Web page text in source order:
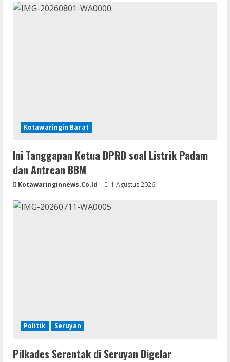
Kotawaringin Barat
Ini Tanggapan Ketua DPRD soal Listrik Padam
dan Antrean BBM
Kotawaringinnews.co.id 1 Agustus 2026
Politik Seruyan
Pilkades Serentak di Seruyan Digelar